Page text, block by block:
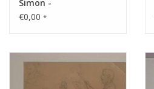
Simon -
Waldwanderung
€0,00 *